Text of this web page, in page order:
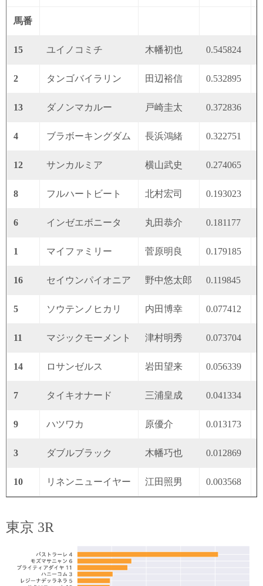
馬番
15 ユイノコミチ 木幡初也 0.545824
2 タンゴバイラリン 田辺裕信 0.532895
13 ダノンマカルー 戸崎圭太 0.372836
4 ブラボーキングダム 長浜鴻緒 0.322751
12 サンカルミア 横山武史 0.274065
8 フルハートビート 北村宏司 0.193023
6 インゼエボニータ 丸田恭介 0.181177
1 マイファミリー 菅原明良 0.179185
16 セイウンパイオニア 野中悠太郎 0.119845
5 ソウテンノヒカリ 内田博幸 0.077412
11 マジックモーメント 津村明秀 0.073704
14 ロサンゼルス 岩田望来 0.056339
7 タイキオナード 三浦皇成 0.041334
9 ハツワカ 原優介 0.013173
3 ダブルブラック 木幡巧也 0.012869
10 リネンニューイヤー 江田照男 0.003568
東京 3R